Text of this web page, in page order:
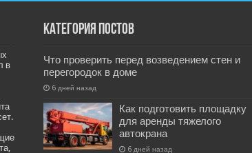
в
Категория постов
Что проверить перед возведением стен и
перегородок в доме
6 дней назад
Как подготовить площадку
для аренды тяжелого
автокрана
6 дней назад